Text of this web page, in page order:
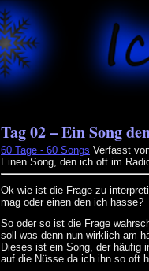
Tag 02 – Ein Song
60 Tage - 60 Songs Verfasst
Einen Song, den ich oft im
Ok wie ist die Frage zu
mag oder einen den ich hasse?
So oder so ist die Frage
soll was denn nun wirklich am
Dieses ist ein Song, der häufig
auf die Nüsse da ich ihn so oft